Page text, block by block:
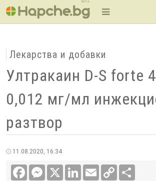
BETA
Лекарства и добавки
Ултракаин D-S forte
0,012 мг/мл
разтвор
11.08.2020, 16:34
FacebookMessenger LinkedInEmail
Copy
Link